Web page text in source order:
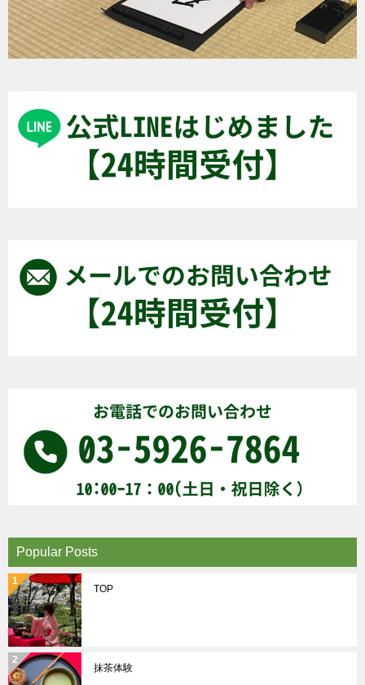
Popular Posts
TOP
抹茶体験